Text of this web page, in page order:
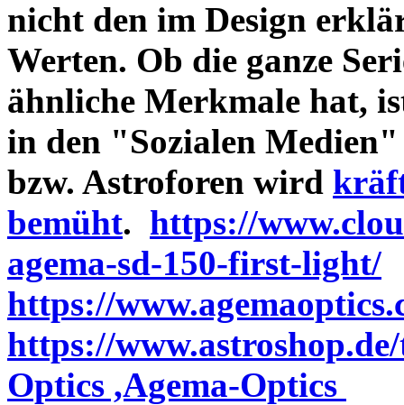
nicht den im Design
Werten. Ob die ganze
ähnliche Merkmale hat,
in den "Sozialen Medien"
bzw. Astroforen wird
bemüht. https://
agema-sd-150-first-light/
https://
https://
Optics ,Agema-Optics